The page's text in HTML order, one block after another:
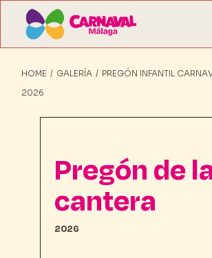
HOME GALERÍA
PREGÓN INFANTIL
2026
Pregón de
cantera
2026